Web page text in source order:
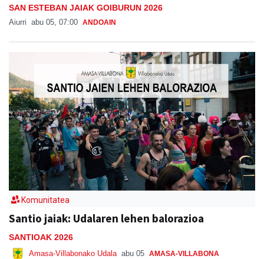
SAN ESTEBAN JAIAK GOIBURUN 2026
Aiurri abu 05, 07:00 ANDOAIN
Komunitatea
Santio jaiak: Udalaren lehen balorazioa
SANTIOAK 2026
Amasa-Villabonako Udala abu 05 AMASA-VILLABONA